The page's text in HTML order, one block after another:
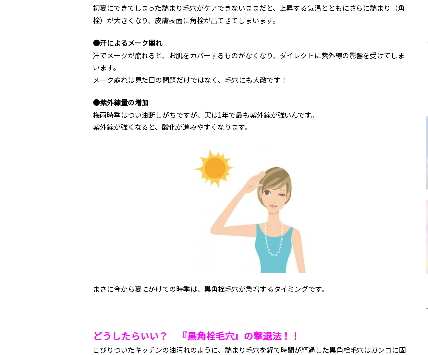
初夏にできてしまった詰まり毛穴がケアできないままだと、上昇する気温とともにさらに詰まり（角
栓）が大きくなり、皮膚表面に角栓が出てきてしまいます。
●汗によるメーク崩れ
汗でメークが崩れると、お肌をカバーするものがなくなり、ダイレクトに紫外線の影響を受けてしま
います。
メーク崩れは見た目の問題だけではなく、毛穴にも大敵です！
●紫外線量の増加
梅雨時季はつい油断しがちですが、実は1年で最も紫外線が強いんです。
紫外線が強くなると、酸化が進みやすくなります。
まさに今から夏にかけての時季は、黒角栓毛穴が急増するタイミングです。
どうしたらいい？ 『黒角栓毛穴』の撃退法！！
こびりついたキッチンの油汚れのように、詰まり毛穴を経て時間が経過した黒角栓毛穴はガンコに固